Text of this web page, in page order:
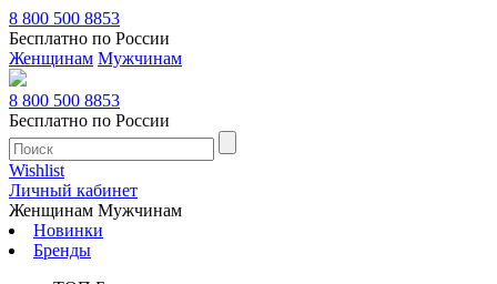
8 800 500 8853
Бесплатно по России
Женщинам Мужчинам
8 800 500 8853
Бесплатно по России
Wishlist
Личный кабинет
Женщинам Мужчинам
Новинки
Бренды